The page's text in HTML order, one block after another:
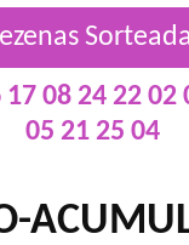
17 08 24 22 02
05 21 25 04